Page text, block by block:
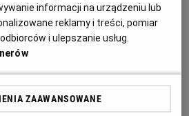
Franciszek Szelwicki chce, aby
wojewody? Adam Pęzioł: -
politycznych? - Zarzut, że
Obywatelska poprze kandydaturę
Ryszard Zembaczyński: Nie było z
informacji na urządzeniu lub
reklamy i treści, pomiar
i ulepszanie usług.
ZAAWANSOWANE